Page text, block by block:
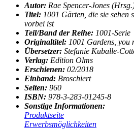
Autor: Rae Spencer-Jones
Titel: 1001 Gärten, die sie sehen
vorbei ist
Teil/Band der Reihe: 1001-Serie
Originaltitel: 1001 Gardens, you
Übersetzer: Stefanie Kuballe-
Verlag: Edition Olms
Erschienen: 02/2018
Einband: Broschiert
Seiten: 960
ISBN: 978-3-283-01245-8
Sonstige Informationen:
Produktseite
Erwerbsmöglichkeiten